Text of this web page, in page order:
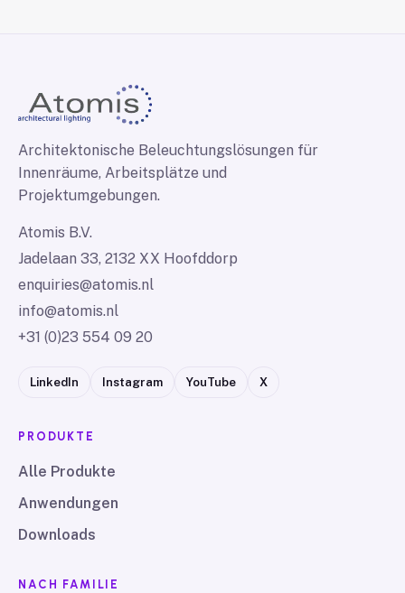
Architektonische Beleuchtungslösungen für
Innenräume, Arbeitsplätze und
Projektumgebungen.
Atomis B.V.
Jadelaan 33, 2132 XX Hoofddorp
enquiries@atomis.nl
info@atomis.nl
+31 (0)23 554 09 20
LinkedIn Instagram YouTube X
PRODUKTE
Alle Produkte
Anwendungen
Downloads
NACH FAMILIE